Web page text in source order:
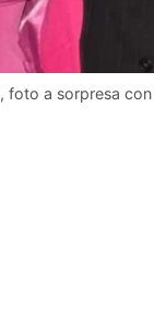
foto a sorpresa